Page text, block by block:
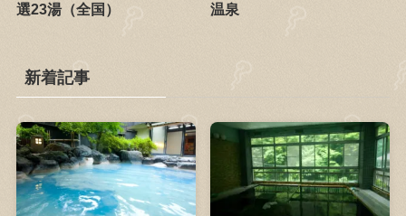
選23湯（全国）
温泉
新着記事